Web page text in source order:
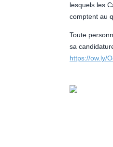
lesquels les
comptent au
Toute
sa
https://ow.ly/